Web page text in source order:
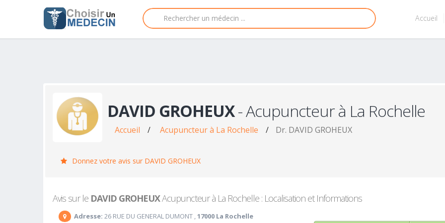
Accueil
DAVID GROHEUX- Acupuncteur à La Rochelle
Accueil / Acupuncteur à La Rochelle / Dr. DAVID GROHEUX
Donnez votre avis sur DAVID GROHEUX
Avis sur le DAVID GROHEUXAcupuncteur à La Rochelle : Localisation et Informations
Adresse: 26 RUE DU GENERAL DUMONT ,17000 La Rochelle